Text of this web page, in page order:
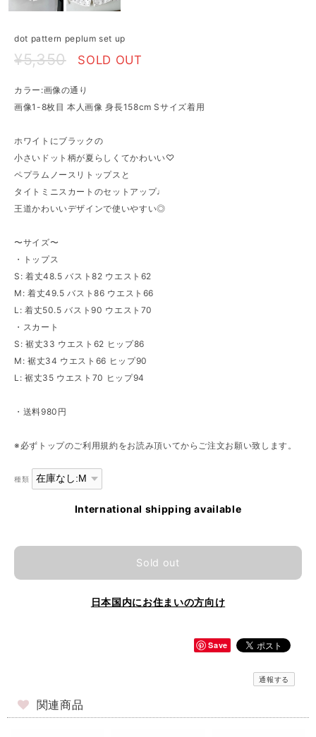
dot pattern peplum set up
¥5,350 SOLD OUT
カラー:画像の通り
画像1-8枚目 本人画像 身長158cm Sサイズ着用
ホワイトにブラックの
小さいドット柄が夏らしくてかわいい♡
ペプラムノースリトップスと
タイトミニスカートのセットアップ♩
王道かわいいデザインで使いやすい◎
〜サイズ〜
・トップス
S: 着丈48.5 バスト82 ウエスト62
M: 着丈49.5 バスト86 ウエスト66
L: 着丈50.5 バスト90 ウエスト70
・スカート
S: 裾丈33 ウエスト62 ヒップ86
M: 裾丈34 ウエスト66 ヒップ90
L: 裾丈35 ウエスト70 ヒップ94
・送料980円
※必ずトップのご利用規約をお読み頂いてからご注文お願い致します。
種類
International shipping available
Sold out
日本国内にお住まいの方向け
Save
通報する
関連商品